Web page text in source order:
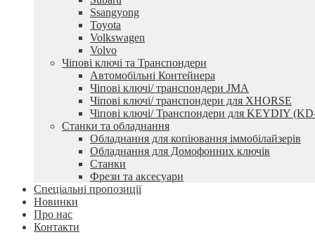
Ssangyong
Toyota
Volkswagen
Volvo
Чіпові ключі та Транспондери
Автомобільні Контейнера
Чіпові ключі/ транспондери JMA
Чіпові ключі/ транспондери для XHORSE
Чіпові ключі/ Транспондери для KEYDIY
Станки та обладнання
Обладнання для копіювання іммобілайзерів
Обладнання для Домофонних ключів
Станки
Фрези та аксесуари
Спеціальні пропозиції
Новинки
Про нас
Контакти